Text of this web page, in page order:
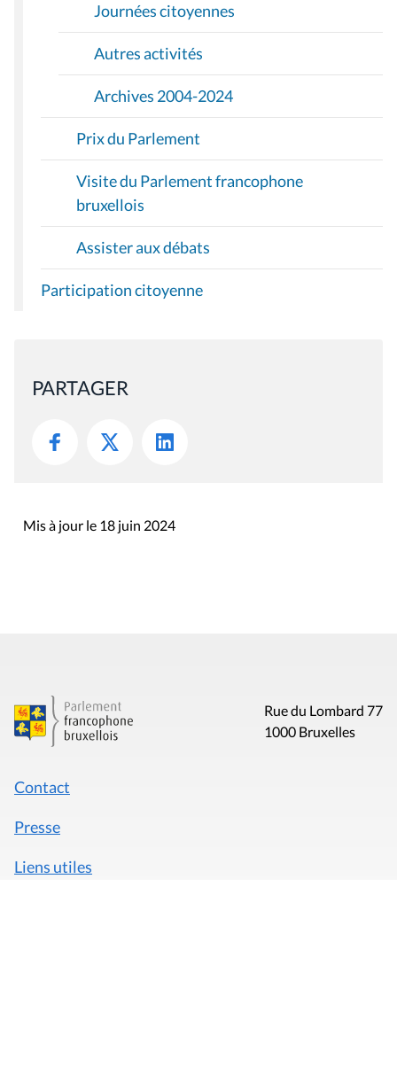
Journées citoyennes
Autres activités
Archives 2004-2024
Prix du Parlement
Visite du Parlement francophone
bruxellois
Assister aux débats
Participation citoyenne
PARTAGER
Mis à jour le 18 juin 2024
Rue du Lombard 77
1000 Bruxelles
Contact
Presse
Liens utiles